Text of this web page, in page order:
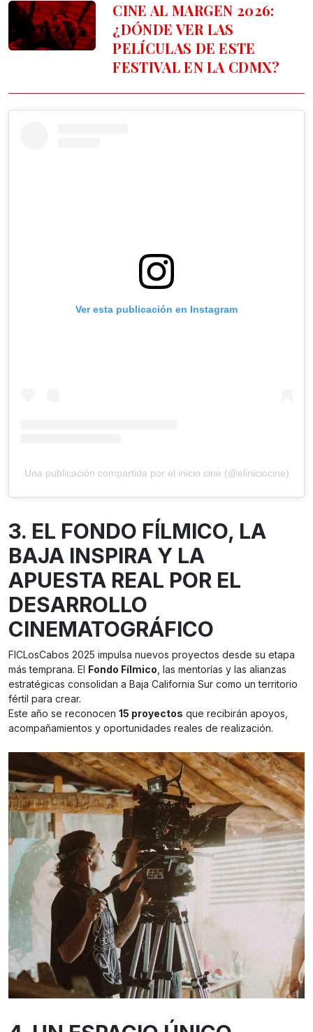
CINE AL MARGEN 2026:
¿DÓNDE VER LAS
PELÍCULAS DE ESTE
FESTIVAL EN LA CDMX?
Ver esta publicación en Instagram
Una publicación compartida por el inicio cine (@eliniciocine)
3. EL FONDO FÍLMICO, LA
BAJA INSPIRA Y LA
APUESTA REAL POR EL
DESARROLLO
CINEMATOGRÁFICO
FICLosCabos 2025 impulsa nuevos proyectos desde su etapa
más temprana. El Fondo Fílmico , las mentorías y las alianzas
estratégicas consolidan a Baja California Sur como un territorio
fértil para crear.
Este año se reconocen 15 proyectos que recibirán apoyos,
acompañamientos y oportunidades reales de realización.